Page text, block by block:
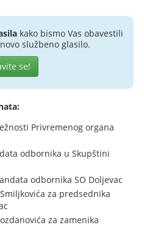
kako bismo Vas obavestili
službeno glasilo.
se!
Privremenog organa
odbornika u Skupštini
odbornika SO Doljevac
za predsednika
za zamenika